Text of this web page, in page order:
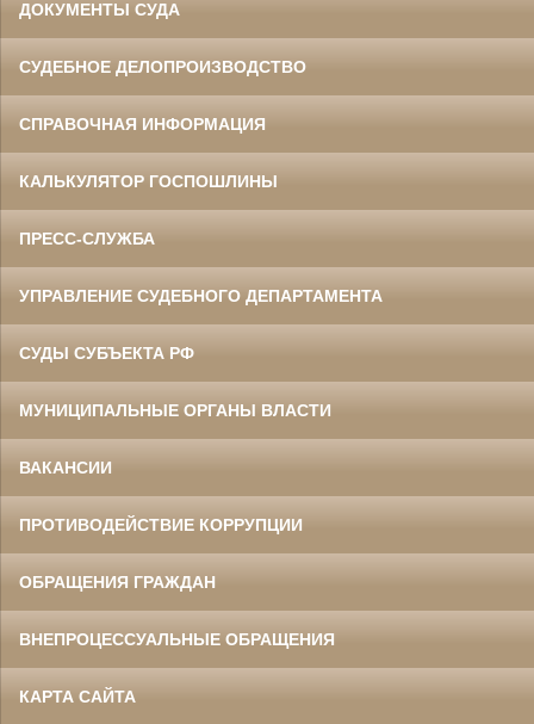
ДОКУМЕНТЫ СУДА
СУДЕБНОЕ ДЕЛОПРОИЗВОДСТВО
СПРАВОЧНАЯ ИНФОРМАЦИЯ
КАЛЬКУЛЯТОР ГОСПОШЛИНЫ
ПРЕСС-СЛУЖБА
УПРАВЛЕНИЕ СУДЕБНОГО ДЕПАРТАМЕНТА
СУДЫ СУБЪЕКТА РФ
МУНИЦИПАЛЬНЫЕ ОРГАНЫ ВЛАСТИ
ВАКАНСИИ
ПРОТИВОДЕЙСТВИЕ КОРРУПЦИИ
ОБРАЩЕНИЯ ГРАЖДАН
ВНЕПРОЦЕССУАЛЬНЫЕ ОБРАЩЕНИЯ
КАРТА САЙТА